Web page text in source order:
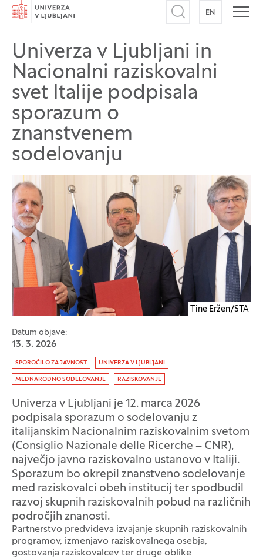
Domov
Odpri iskalnik
EN NA
Univerza v Ljubljani in
Nacionalni raziskovalni
svet Italije podpisala
sporazum o
znanstvenem
sodelovanju
Tine Eržen/STA
Datum objave:
13. 3. 2026
Oznaka:
SPOROČILO ZA JAVNOST UNIVERZA V LJUBLJANI
MEDNARODNO SODELOVANJE RAZISKOVANJE
Univerza v Ljubljani je 12. marca 2026
podpisala sporazum o sodelovanju z
italijanskim Nacionalnim raziskovalnim svetom
(Consiglio Nazionale delle Ricerche – CNR),
največjo javno raziskovalno ustanovo v Italiji.
Sporazum bo okrepil znanstveno sodelovanje
med raziskovalci obeh institucij ter spodbudil
razvoj skupnih raziskovalnih pobud na različnih
področjih znanosti.
Partnerstvo predvideva izvajanje skupnih raziskovalnih
programov, izmenjavo raziskovalnega osebja,
gostovanja raziskovalcev ter druge oblike